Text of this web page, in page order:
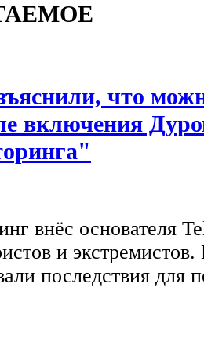
что
включения
внёс основателя
и
последствия для